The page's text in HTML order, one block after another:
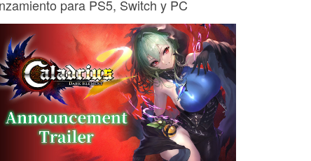
para PS5, Switch y PC